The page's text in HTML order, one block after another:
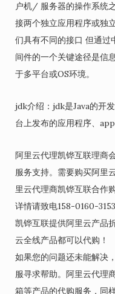
户机/ 服务器的操作系统
接两个独立应用程序或独
们具有不同的接口 但通过
间件的一个关键途径是信
于多平台或OS环境。
jdk介绍：jdk是Java的开
台上发布的应用程序、
阿里云代理凯铧互联理商
服务支持。需要购买阿里
里云代理商凯铧互联合作
详情请致电158-0160-3153
凯铧互联提供阿里云产品
云全线产品都可以代购！
如果您的问题还未能解决
服寻求帮助。阿里云代理
箱等产品的代购服务，同